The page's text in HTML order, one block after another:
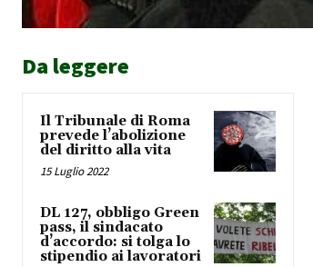
Da leggere
Il Tribunale di Roma
prevede l’abolizione
del diritto alla vita
15 Luglio 2022
DL 127, obbligo Green
pass, il sindacato
d’accordo: si tolga lo
stipendio ai lavoratori